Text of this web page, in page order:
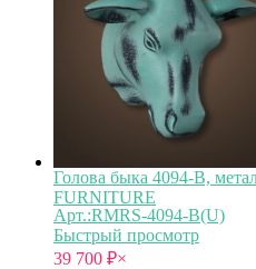
Голова быка 4094-B,
FURNITURE
Арт.:RMRS-4094-B(U)
Быстрый просмотр
39 700 ₽×